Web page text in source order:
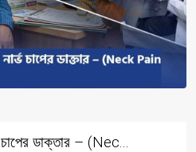
চাপের ডাক্তার – (Nec...